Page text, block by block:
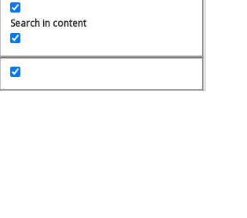
Search in content